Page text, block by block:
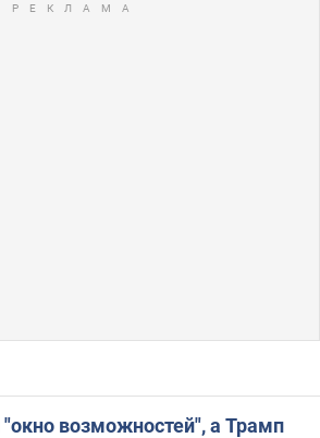
возможностей", а Трамп